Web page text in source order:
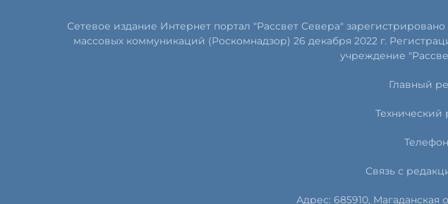
Сетевое издание Интернет портал "Рассвет Севера"
массовых коммуникаций (Роскомнадзор) 26 декабря 2022 г.
учреждение
Главный
Технический
Связь с
Адрес: 685910, Магаданская